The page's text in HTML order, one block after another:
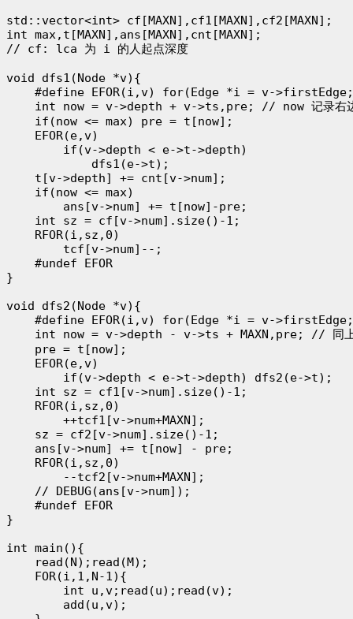
std::vector<int> cf[MAXN],cf1[MAXN],cf2[MAXN];
int max,t[MAXN],ans[MAXN],cnt[MAXN];
// cf: lca 为 i 的人起点深度
void dfs1(Node *v){
#define EFOR(i,v) for(Edge *i = v-
int now = v->depth + v->ts,pre; // now 记录右
    if(now <= max) pre = t[now];
    EFOR(e,v)
        if(v->depth < e->t->depth)
            dfs1(e->t);
    t[v->depth] += cnt[v->num];
    if(now <= max)
        ans[v->num] += t[now]-pre;
    int sz = cf[v->num].size()-1;
    RFOR(i,sz,0)
        tcf[v->num]--;
    #undef EFOR
}
void dfs2(Node *v){
#define EFOR(i,v) for(Edge *i = v-
int now = v->depth - v->ts + MAXN,pre; // 同
    pre = t[now];
    EFOR(e,v)
        if(v->depth < e->t->depth) dfs2(e->t);
    int sz = cf1[v->num].size()-1;
    RFOR(i,sz,0)
        ++tcf1[v->num+MAXN];
    sz = cf2[v->num].size()-1;
    ans[v->num] += t[now] - pre;
    RFOR(i,sz,0)
        --tcf2[v->num+MAXN];
    // DEBUG(ans[v->num]);
    #undef EFOR
}
int main(){
    read(N);read(M);
    FOR(i,1,N-1){
        int u,v;read(u);read(v);
        add(u,v);